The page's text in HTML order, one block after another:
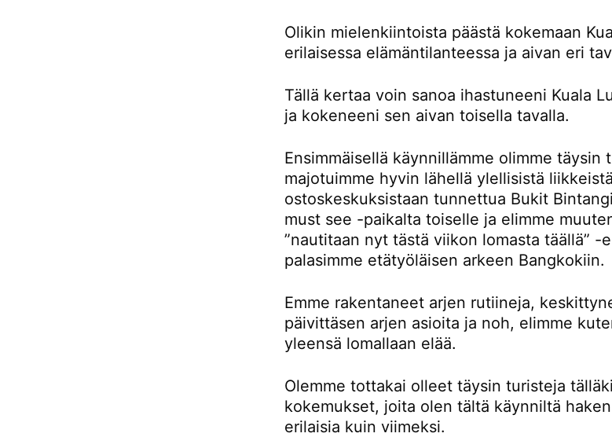
Olikin mielenkiintoista päästä kokemaan
erilaisessa elämäntilanteessa ja aivan eri
Tällä kertaa voin sanoa ihastuneeni Kuala
ja kokeneeni sen aivan toisella tavalla.
Ensimmäisellä käynnillämme olimme täysin
majotuimme hyvin lähellä ylellisistä
ostoskeskuksistaan tunnettua Bukit
must see -paikalta toiselle ja elimme
”nautitaan nyt tästä viikon lomasta täällä” -
palasimme etätyöläisen arkeen Bangkokiin.
Emme rakentaneet arjen rutiineja,
päivittäsen arjen asioita ja noh, elimme
yleensä lomallaan elää.
Olemme tottakai olleet täysin turisteja
kokemukset, joita olen tältä käynniltä
erilaisia kuin viimeksi.